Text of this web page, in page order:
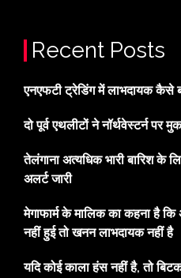
Recent Posts
एनएफटी ट्रेडिंग में लाभदायक कैसे
दो पूर्व एथलीटों ने नॉर्थवेस्टर्न पर
तेलंगाना अत्यधिक भारी बारिश के
अलर्ट जारी
मेगाफार्म के मालिक का कहना है
नहीं हुई तो खनन लाभदायक नहीं है
यदि कोई काला हंस नहीं है, तो